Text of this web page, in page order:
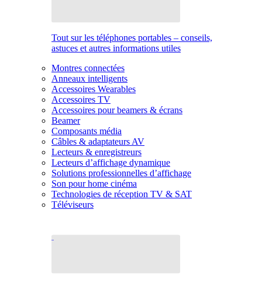
Tout sur les téléphones portables – conseils,
astuces et autres informations utiles
Montres connectées
Anneaux intelligents
Accessoires Wearables
Accessoires TV
Accessoires pour beamers & écrans
Beamer
Composants média
Câbles & adaptateurs AV
Lecteurs & enregistreurs
Lecteurs d’affichage dynamique
Solutions professionnelles d’affichage
Son pour home cinéma
Technologies de réception TV & SAT
Téléviseurs